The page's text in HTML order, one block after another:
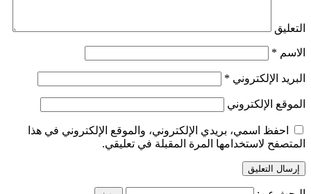
التعليق
الاسم *
البريد الإلكتروني *
الموقع الإلكتروني
احفظ اسمي، بريدي الإلكتروني، والموقع الإلكتروني في هذا
المتصفح لاستخدامها المرة المقبلة في تعليقي.